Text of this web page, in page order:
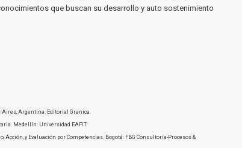
que buscan su desarrollo y auto sostenimiento
Aires, Argentina: Editorial Granica.
Medellín: Universidad EAFIT.
y Evaluación por Competencias. Bogotá: FBG Consultoría-Procesos &